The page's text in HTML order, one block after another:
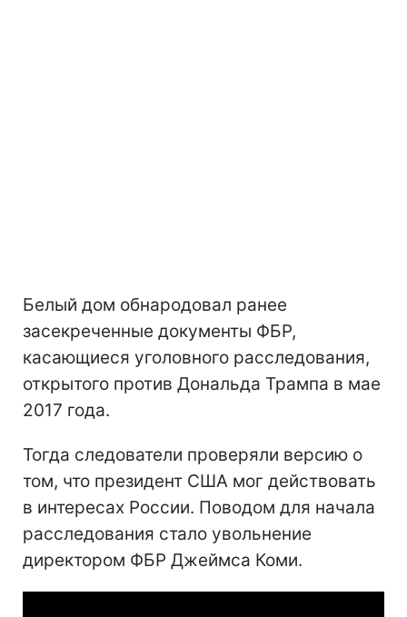
Белый дом обнародовал ранее
засекреченные документы ФБР,
касающиеся уголовного расследования,
открытого против Дональда Трампа в мае
2017 года.
Тогда следователи проверяли версию о
том, что президент США мог действовать
в интересах России. Поводом для начала
расследования стало увольнение
директором ФБР Джеймса Коми.